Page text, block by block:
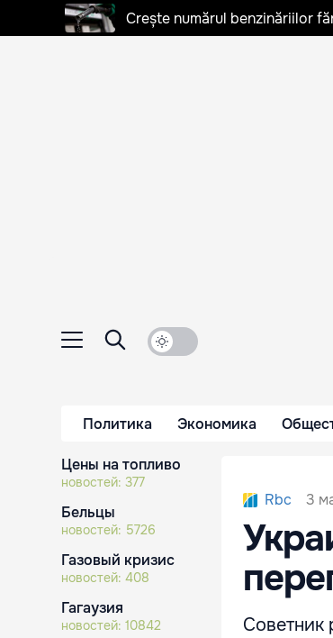
Crește numărul benzinăriilor
Политика Экономика
Цены на топливо
новостей: 377
Бельцы
новостей: 5726
Газовый кризис
новостей: 408
Гагаузия
новостей: 10842
Rbc 3
Советник